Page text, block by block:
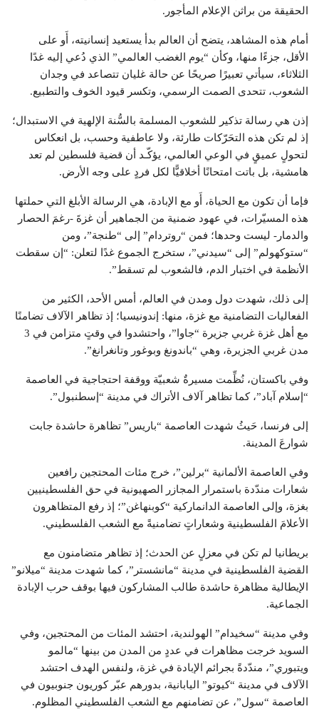
الحقيقة من براثن الإعلام المأجور.
أمام هذه المشاهد، يتضح أن العالم بدأ يستعيد إنسانيته، أَو على
الأقل، جزءًا منها، وكأن “يوم الغضب العالمي” الذي دُعي إليه غدًا
الثلاثاء، سيأتي تعبيرًا صريحًا عن حالة غليان تتصاعد في وجدان
الشعوب، تتحدى الصمت الرسمي، وتكسر قيود الخوف والتطبيع.
إذن هي رسالة تذكير للشعوب المسلمة بالسُّنة الإلهية في الاستبدال؛
إذ لم تكن هذه التحَرّكات طارئة، ولا عاطفية وحسب، بل انعكاس
لتحولٍ عميقٍ في الوعي العالمي، يؤكّـد أن قضية فلسطين لم تعد
هامشية، بل باتت امتحانًا أخلاقيًّا لكل فردٍ على وجه الأرض.
فإما أن تكون مع الحياة، أَو مع الإبادة، هي الرسالة الأبلغ التي حملتها
هذه المسيّرات، في عهود ضمنية من الجماهير أن غزةَ -رغمَ الحصار
والدمار- ليست وحدها؛ فمن “روتردام” إلى “طنجة”، ومن
“ستوكهولم” إلى “سيدني”، ستخرج الجموع غدًا لتعلن: “إن سقطت
الأنظمة في اختبار الدم، فالشعوب لم تسقط”.
إلى ذلك، شهدت دول ومدن في العالم، أمس الأحد، الكثير من
الفعاليات التضامنية مع غزة، منها: إندونيسيا؛ إذ تظاهر الآلاف تضامنًا
مع أهل غزة غربي جزيرة “جاوا”، واحتشدوا في وقتٍ متزامن في 3
مدن غربي الجزيرة، وهي “باندونغ وبوغور وتانغرانغ”.
وفي باكستان، نُظِّمت مسيرةٌ شعبيّة ووقفة احتجاجية في العاصمة
“إسلام آباد”، كما تظاهر آلاف الأتراك في مدينة “إسطنبول”.
إلى فرنسا، حَيثُ شهدت العاصمة “باريس” تظاهرة حاشدة جابت
شوارعَ المدينة.
وفي العاصمة الألمانية “برلين”، خرج مئات المحتجين رافعين
شعارات مندّدة باستمرار المجازر الصهيونية في حق الفلسطينيين
بغزة، وإلى العاصمة الدانماركية “كوبنهاغن”؛ إذ رفع المتظاهرون
الأعلامَ الفلسطينية وشعاراتٍ تضامنيةً مع الشعب الفلسطيني.
بريطانيا لم تكن في معزلٍ عن الحدث؛ إذ تظاهر متضامنون مع
القضية الفلسطينية في مدينة “مانشستر”، كما شهدت مدينة “ميلانو”
الإيطالية مظاهرة حاشدة طالب المشاركون فيها بوقف حرب الإبادة
الجماعية.
وفي مدينة “سخيدام” الهولندية، احتشد المئات من المحتجين، وفي
السويد خرجت مظاهرات في عددٍ من المدن من بينها “مالمو
ويتبوري”، مندّدةً بجرائم الإبادة في غزة، ولنفس الهدف احتشد
الآلاف في مدينة “كيوتو” اليابانية، بدورهم عبّر كوريون جنوبيون في
العاصمة “سول”، عن تضامنهم مع الشعب الفلسطيني المظلوم.